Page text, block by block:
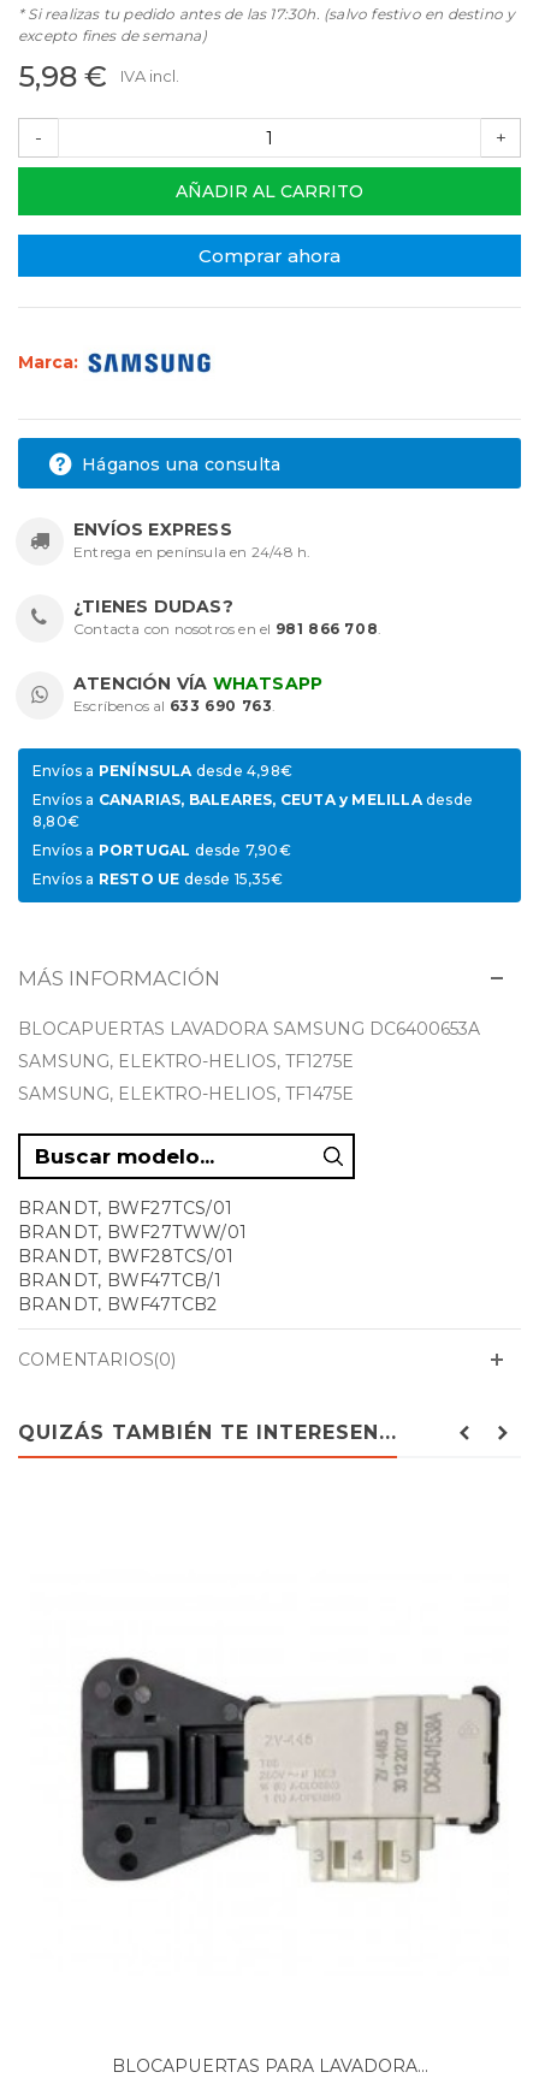
* Si realizas tu pedido antes de las 17:30h. (salvo festivo en destino y
excepto fines de semana)
5,98 € IVA incl.
- +
AÑADIR AL CARRITO
Comprar ahora
Marca:
Háganos una consulta
ENVÍOS EXPRESS
Entrega en península en 24/48 h.
¿TIENES DUDAS?
Contacta con nosotros en el 981 866 708.
ATENCIÓN VÍA WHATSAPP
Escríbenos al 633 690 763.
Envíos a PENÍNSULAdesde 4,98€
Envíos a CANARIAS, BALEARES, CEUTA y MELILLAdesde
8,80€
Envíos a PORTUGAL desde 7,90€
Envíos a RESTO UE desde 15,35€
MÁS INFORMACIÓN
BLOCAPUERTAS LAVADORA SAMSUNG DC6400653A
SAMSUNG, ELEKTRO-HELIOS, TF1275E
SAMSUNG, ELEKTRO-HELIOS, TF1475E
BRANDT, BWF27TCS/01
BRANDT, BWF27TWW/01
BRANDT, BWF28TCS/01
BRANDT, BWF47TCB/1
BRANDT, BWF47TCB2
BRANDT, BWF47TCS/01
BRANDT, BWF47TCS2
BRANDT, BWF47TCW
BRANDT, BWF48TB
BRANDT, BWF48TCW
BRANDT, WM7120B/A
BRANDT, WM7120S/A
BRANDT, WM7140B
BRANDT, WM8120B
BRANDT, WM8140B
CURTISS, MLFS1270DP2
ELEKTRO HELIOS, 914579875 00 TF1275E ELEKTRO
ELEKTRO HELIOS, 914579878 00 TF1475E ELEKTRO
HELIOS
FAURE, 91457983200 FWG1140M
COMENTARIOS(0)
QUIZÁS TAMBIÉN TE INTERESEN...
BLOCAPUERTAS PARA LAVADORA...